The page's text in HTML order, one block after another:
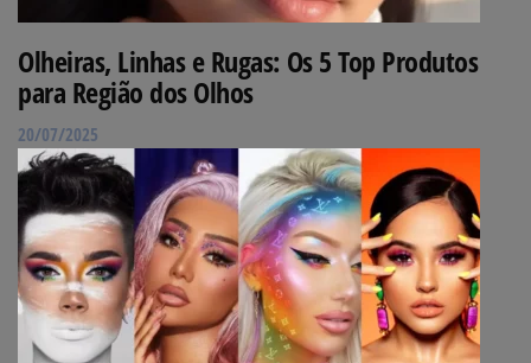
Olheiras, Linhas e Rugas: Os 5 Top Produtos
para Região dos Olhos
20/07/2025